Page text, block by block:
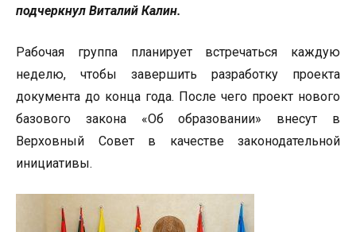
подчеркнул Виталий Калин.
Рабочая группа планирует встречаться каждую
неделю, чтобы завершить разработку проекта
документа до конца года. После чего проект нового
базового закона «Об образовании» внесут в
Верховный Совет в качестве законодательной
инициативы.